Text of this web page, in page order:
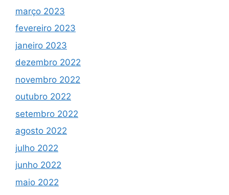
março 2023
fevereiro 2023
janeiro 2023
dezembro 2022
novembro 2022
outubro 2022
setembro 2022
agosto 2022
julho 2022
junho 2022
maio 2022